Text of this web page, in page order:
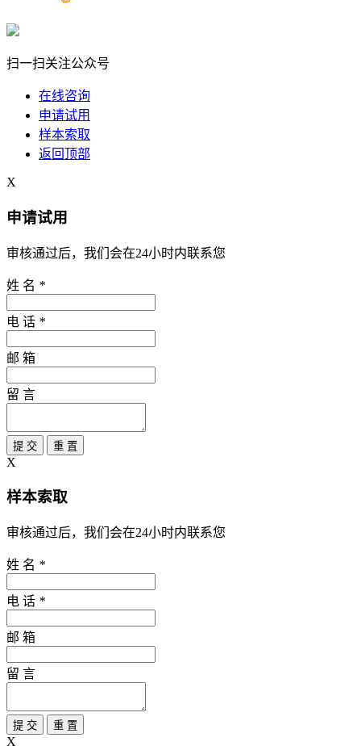
扫一扫关注公众号
在线咨询
申请试用
样本索取
返回顶部
X
申请试用
审核通过后，我们会在24小时内联系您
姓 名 *
电 话 *
邮 箱
留 言
提 交 重 置
X
样本索取
审核通过后，我们会在24小时内联系您
姓 名 *
电 话 *
邮 箱
留 言
提 交 重 置
X